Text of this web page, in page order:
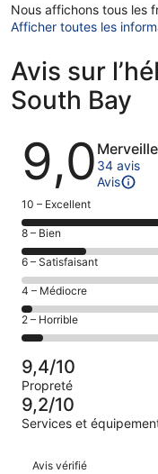
Nous affichons tous les
Afficher toutes les
Avis sur
South Bay
Avis
9,0 34 avis
Avis
Note
des
voyageurs
de 10
(Excellent),
d’après 25 avis
sur 34.
10 – Excellent
Note
des
voyageurs
de 8
(Bien),
d’après 6 avis
sur 34.
8 – Bien
Note
des
voyageurs
de 6
(Satisfaisant),
sur 34.
6 – Satisfaisant
Note
des
voyageurs
de 4
(Médiocre),
d’après 1 avis
sur 34.
4 – Médiocre
Note
des
voyageurs
de 2
(Horrible),
d’après 2 avis
sur 34.
2 – Horrible
9,4/10
Propreté
9,2/10
Services et
Avis
Avis vérifié